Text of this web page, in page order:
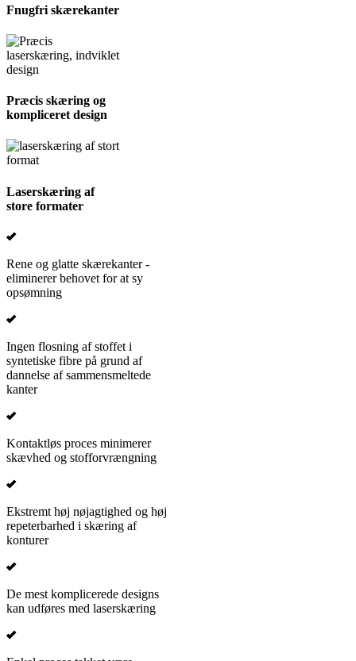
Fnugfri skærekanter
Præcis skæring og
kompliceret design
Laserskæring af
store formater
Rene og glatte skærekanter -
eliminerer behovet for at sy
opsømning
Ingen flosning af stoffet i
syntetiske fibre på grund af
dannelse af sammensmeltede
kanter
Kontaktløs proces minimerer
skævhed og stofforvrængning
Ekstremt høj nøjagtighed og høj
repeterbarhed i skæring af
konturer
De mest komplicerede designs
kan udføres med laserskæring